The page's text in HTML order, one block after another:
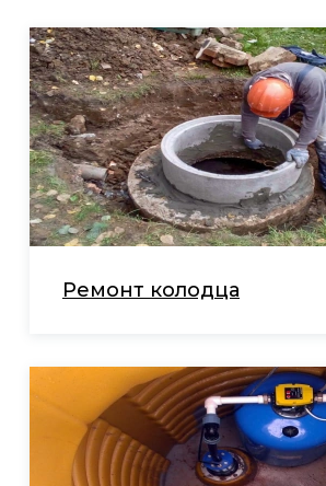
Ремонт колодца